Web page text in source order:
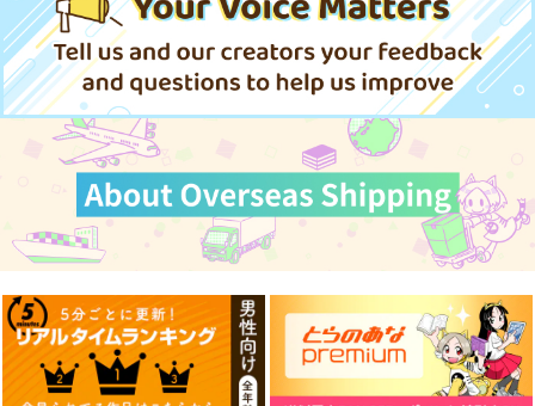
1,572円（税込）
チルノ
サンプル
作品詳細
1,572円（税込）
サンプル
作品詳細
1,572円 （税込）
サンプル
作品詳細